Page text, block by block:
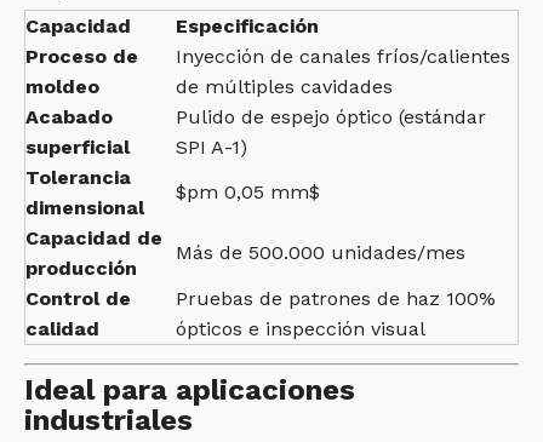
Capacidad
Especificación
Proceso de
moldeo
Inyección de canales fríos/calientes
de múltiples cavidades
Acabado
superficial
Pulido de espejo óptico (estándar
SPI A-1)
Tolerancia
dimensional
$pm 0,05 mm$
Capacidad de
producción
Más de 500.000 unidades/mes
Control de
calidad
Pruebas de patrones de haz 100%
ópticos e inspección visual
Ideal para aplicaciones
industriales